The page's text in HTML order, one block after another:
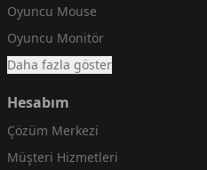
Oyuncu Mouse
Oyuncu Monitör
Daha fazla göster
Hesabım
Çözüm Merkezi
Müşteri Hizmetleri